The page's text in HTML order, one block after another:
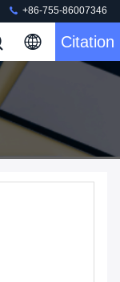
+86-755-86007346
Citation